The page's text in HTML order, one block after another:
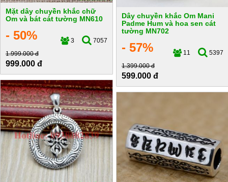
Mặt dây chuyền khắc chữ
Om và bát cát tường MN610
- 50% 3
7057
1.999.000 đ
999.000 đ
Dây chuyền khắc Om Mani
Padme Hum và hoa sen cát
tường MN702
- 57% 11
5397
1.399.000 đ
599.000 đ